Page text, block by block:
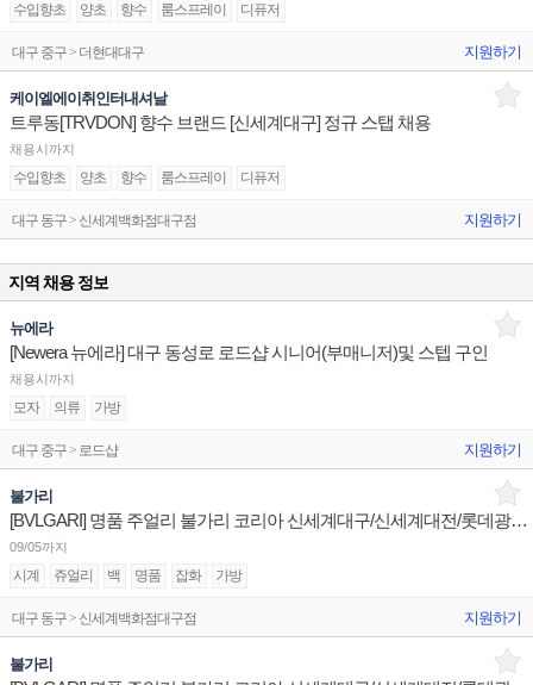
수입향초 양초 향수 룸스프레이 디퓨저
대구 중구 > 더현대대구 지원하기
케이엘에이취인터내셔날
트루동[TRVDON] 향수 브랜드 [신세계대구] 정규 스탭 채용
채용시까지
수입향초 양초 향수 룸스프레이 디퓨저
대구 동구 > 신세계백화점대구점 지원하기
지역 채용 정보
뉴에라
[Newera 뉴에라] 대구 동성로 로드샵 시니어(부매니저)및 스텝 구인
채용시까지
모자 의류 가방
대구 중구 > 로드샵 지원하기
불가리
[BVLGARI] 명품 주얼리 불가리 코리아 신세계대구/신세계대전/롯데광주 슈퍼바이저/판매사원 채용
09/05까지
시계 쥬얼리 백 명품 잡화 가방
대구 동구 > 신세계백화점대구점 지원하기
불가리